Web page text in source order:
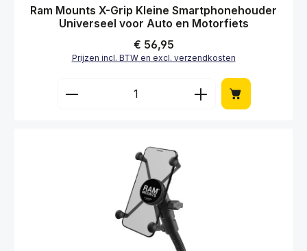
Gemiddelde waardering van 0 van 5 sterren
Ram Mounts X-Grip Kleine Smartphonehouder
Universeel voor Auto en Motorfiets
Normale prijs:
€ 56,95
Prijzen incl. BTW en excl. verzendkosten
Producthoeveelheid: Voer de gewenste